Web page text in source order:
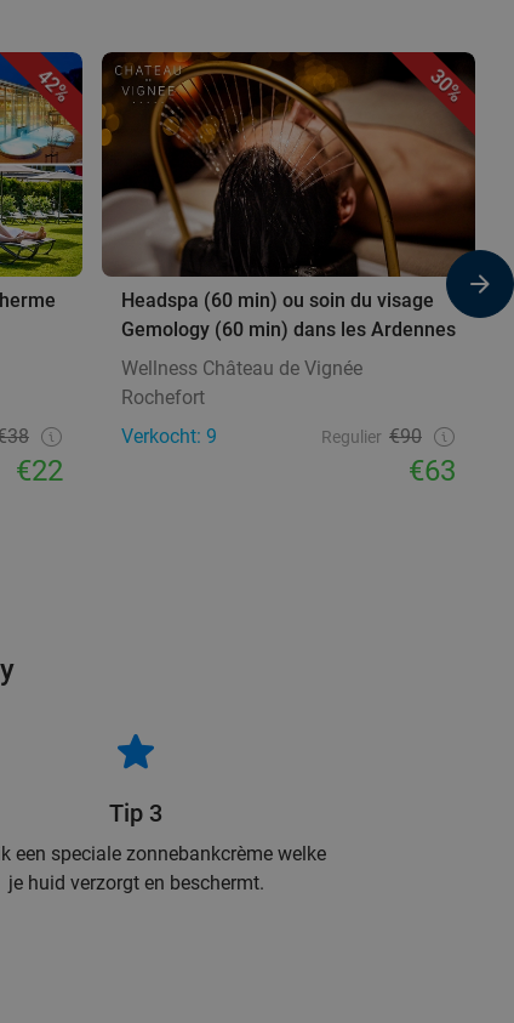
42%
€22
30%
Headspa (60 min) ou soin du visage
Gemology (60 min) dans les Ardennes
Wellness Château de Vignée
Rochefort
Verkocht: 9
Regulier €90
€63
Tip 3
een speciale zonnebankcrème welke
je huid verzorgt en beschermt.